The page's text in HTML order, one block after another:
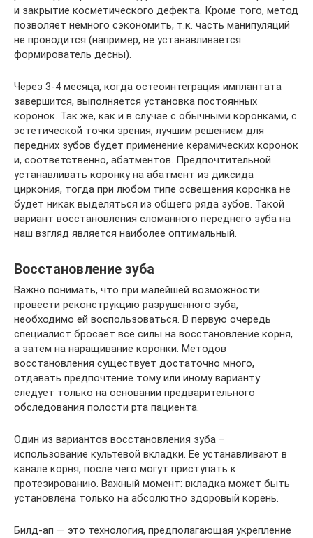
и закрытие косметического дефекта. Кроме того, метод
позволяет немного сэкономить, т.к. часть манипуляций
не проводится (например, не устанавливается
формирователь десны).
Через 3-4 месяца, когда остеоинтеграция имплантата
завершится, выполняется установка постоянных
коронок. Так же, как и в случае с обычными коронками, с
эстетической точки зрения, лучшим решением для
передних зубов будет применение керамических коронок
и, соответственно, абатментов. Предпочтительной
устанавливать коронку на абатмент из диксида
циркония, тогда при любом типе освещения коронка не
будет никак выделяться из общего ряда зубов. Такой
вариант восстановления сломанного переднего зуба на
наш взгляд является наиболее оптимальный.
Восстановление зуба
Важно понимать, что при малейшей возможности
провести реконструкцию разрушенного зуба,
необходимо ей воспользоваться. В первую очередь
специалист бросает все силы на восстановление корня,
а затем на наращивание коронки. Методов
восстановления существует достаточно много,
отдавать предпочтение тому или иному варианту
следует только на основании предварительного
обследования полости рта пациента.
Один из вариантов восстановления зуба –
использование культевой вкладки. Ее устанавливают в
канале корня, после чего могут приступать к
протезированию. Важный момент: вкладка может быть
установлена только на абсолютно здоровый корень.
Билд-ап — это технология, предполагающая укрепление